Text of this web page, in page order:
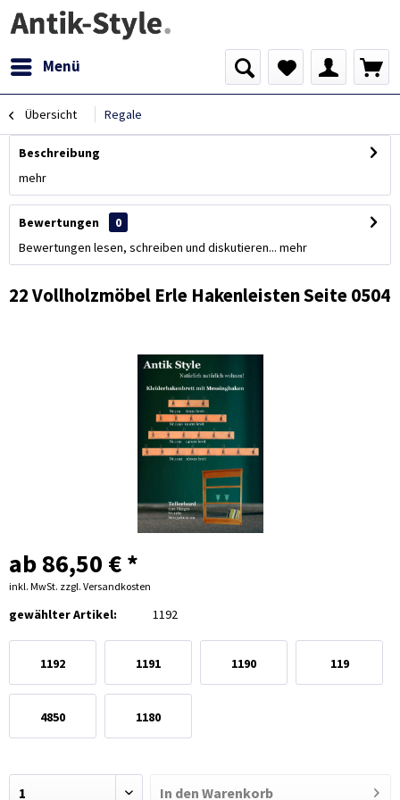
Menü
Übersicht Regale
Beschreibung
mehr
Bewertungen
0
Bewertungen lesen, schreiben und diskutieren... mehr
22 Vollholzmöbel Erle Hakenleisten Seite 0504
ab 86,50 € *
inkl. MwSt. zzgl. Versandkosten
gewählter Artikel: 1192
1192 1191 1190 119
4850 1180
In den Warenkorb